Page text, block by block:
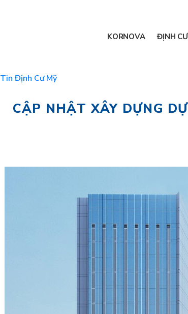
KORNOVA ĐỊNH
Tin Định Cư Mỹ
CẬP NHẬT XÂY DỰNG